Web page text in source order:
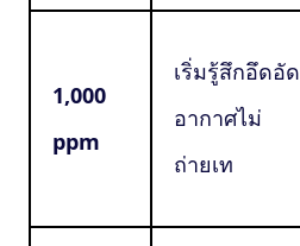
1,000
ppm
เริ่มรู้สึกอึดอัด
อากาศไม่
ถ่ายเท